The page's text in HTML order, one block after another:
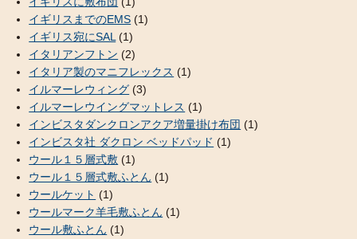
イギリスまでのEMS (1)
イギリス宛にSAL (1)
イタリアンフトン (2)
イタリア製のマニフレックス (1)
イルマーレウィング (3)
イルマーレウイングマットレス (1)
インビスタダンクロンアクア増量掛け布団 (1)
インビスタ社 ダクロン ベッドパッド (1)
ウール１５層式敷 (1)
ウール１５層式敷ふとん (1)
ウールケット (1)
ウールマーク羊毛敷ふとん (1)
ウール敷ふとん (1)